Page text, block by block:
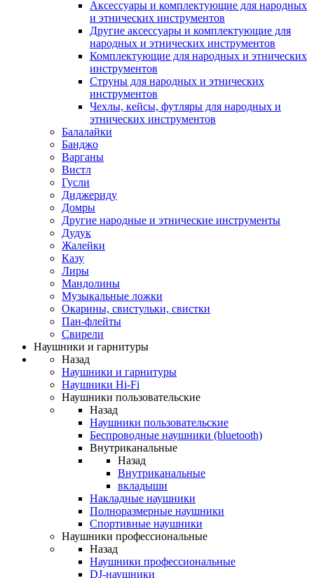
Аксессуары и комплектующие для народных
и этнических инструментов
Другие аксессуары и комплектующие для
народных и этнических инструментов
Комплектующие для народных и этнических
инструментов
Струны для народных и этнических
инструментов
Чехлы, кейсы, футляры для народных и
этнических инструментов
Балалайки
Банджо
Варганы
Вистл
Гусли
Диджериду
Домры
Другие народные и этнические инструменты
Дудук
Жалейки
Казу
Лиры
Мандолины
Музыкальные ложки
Окарины, свистульки, свистки
Пан-флейты
Свирели
Наушники и гарнитуры
Назад
Наушники и гарнитуры
Наушники Hi-Fi
Наушники пользовательские
Назад
Наушники пользовательские
Беспроводные наушники (bluetooth)
Внутриканальные
Назад
Внутриканальные
вкладыши
Накладные наушники
Полноразмерные наушники
Спортивные наушники
Наушники профессиональные
Назад
Наушники профессиональные
DJ-наушники